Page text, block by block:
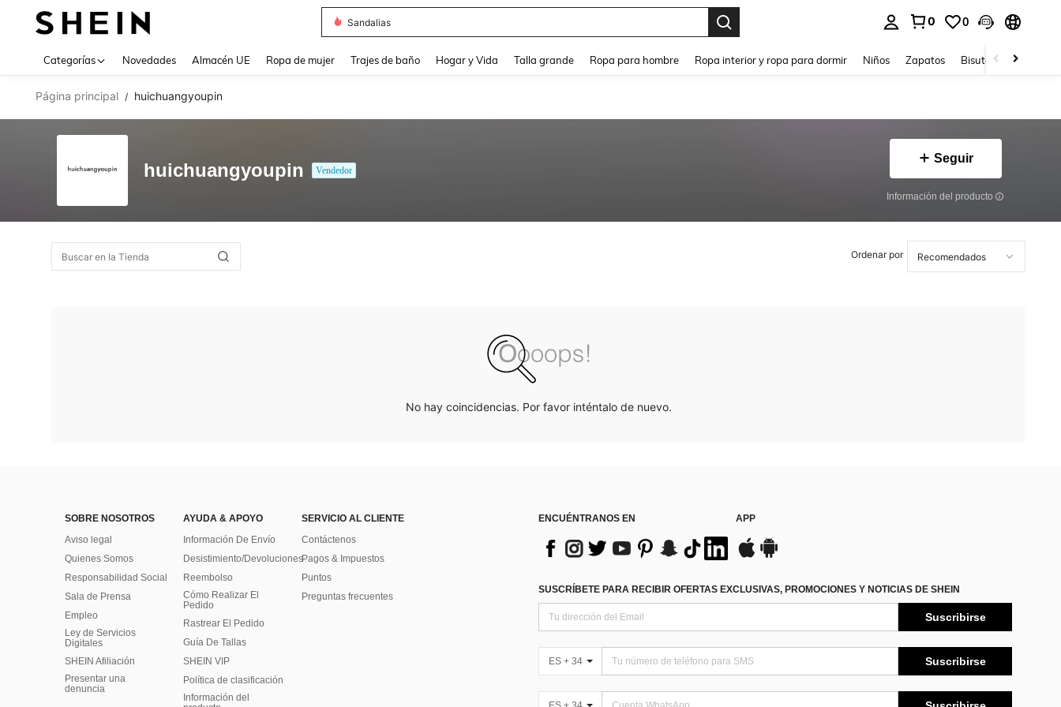
Sandalias
0 0
Categorías Novedades Almacén UE Ropa de mujer Trajes de baño Hogar y Vida Talla grande Ropa para hombre Ropa interior y ropa para dormir Niños Zapatos Bisutería Y
Página principal / huichuangyoupin
huichuangyoupin Vendedor
Seguir
Información del producto
Ordenar por
No hay coincidencias. Por favor inténtalo de nuevo.
SOBRE NOSOTROS
Aviso legal
Quienes Somos
Responsabilidad Social
Sala de Prensa
Empleo
Ley de Servicios
Digitales
SHEIN Afiliación
Presentar una
denuncia
AYUDA & APOYO
Información De Envío
Desistimiento/Devoluciones
Reembolso
Cómo Realizar El
Pedido
Rastrear El Pedido
Guía De Tallas
SHEIN VIP
Política de clasificación
​Información del
SERVICIO AL CLIENTE
Contáctenos
Pagos & Impuestos
Puntos
Preguntas frecuentes
ENCUÉNTRANOS EN APP
SUSCRÍBETE PARA RECIBIR OFERTAS EXCLUSIVAS, PROMOCIONES Y NOTICIAS DE SHEIN
Suscribirse
ES + 34 Suscribirse